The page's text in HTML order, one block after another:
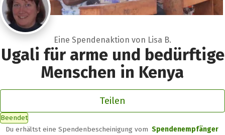
Eine Spendenaktion von Lisa B.
Ugali für arme und bedürftige
Menschen in Kenya
Teilen
Beendet
Du erhältst eine Spendenbescheinigung vom Spendenempfänger